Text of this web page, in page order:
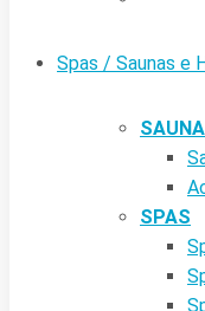
Spas / Saunas e
SPAS